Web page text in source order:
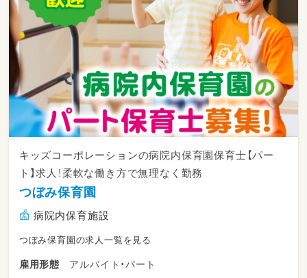
キッズコーポレーションの病院内保育園保育士【パー
ト】求人！柔軟な働き方で無理なく勤務
つぼみ保育園
病院内保育施設
つぼみ保育園の求人一覧を見る
雇用形態
アルバイト・パート